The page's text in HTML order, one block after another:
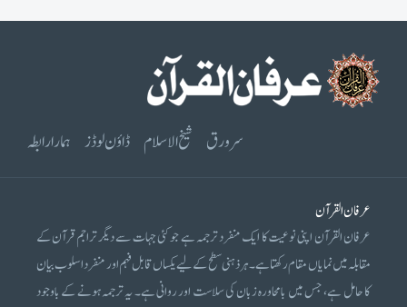
سرورق شیخ الاسلام ڈاؤن لوڈز ہمارا رابطہ
عرفان القرآن
عرفان القرآن اپنی نوعیت کا ایک منفرد ترجمہ ہے جو کئی جہات سے دیگر تراجم قرآن کے
مقابلہ میں نمایاں مقام رکھتا ہے۔ ہر ذہنی سطح کے لیے یکساں قابل فہم اور منفرد اسلوب بیان
کا حامل ہے، جس میں بامحاورہ زبان کی سلاست اور روانی ہے۔ یہ ترجمہ ہونے کے باوجود